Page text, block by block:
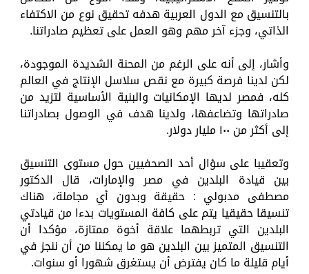
بالتنسيق مع الدول العربية هدفه تحقيق نوع من الاكتفاء
الذاتي، وجزء آخر مهم وهو العمل على تعظيم صادراتنا.
وأشار، إلى أنه على الرغم من المحنة الشديدة الموجودة،
لكن لدينا فرصة كبيرة مع نقص سلاسل الإنتاج في العالم
كله، فمصر لديها الإمكانيات والبنية الأساسية لتزيد من
صادراتها وتضاعفها، ولدينا هدف في الوصول بصادراتنا
إلى أكثر من ١٠٠ مليار دولار.
وتعقيبا على سؤال أحد الصحفيين حول مستوى التنسيق
بين قيادة البلدين في مصر والإمارات، قال الدكتور
مصطفى مدبولي : حقيقة وبدون أي مجاملة، هناك
تنسيقا حقيقيا يتم على كافة المستويات بدءا من قيادتي
البلدين التي تربطهما علاقة أخوة ممتازة، مؤكدا أن
التنسيق المتميز بين البلدين هو ما يمكننا من أن ننجز في
أيام قليلة ما كان يفترض أن يستغرق شهورا أو سنوات.